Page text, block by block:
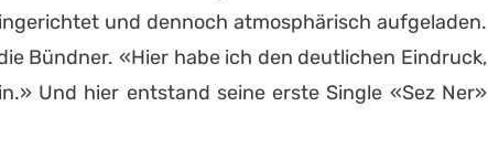
und dennoch atmosphärisch aufgeladen.
Bündner. «Hier habe ich den deutlichen Eindruck,
Und hier entstand seine erste Single «Sez Ner»